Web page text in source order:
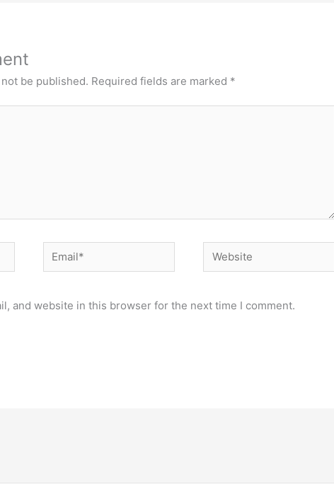
be published. Required fields are marked *
Email* Website
and website in this browser for the next time I comment.